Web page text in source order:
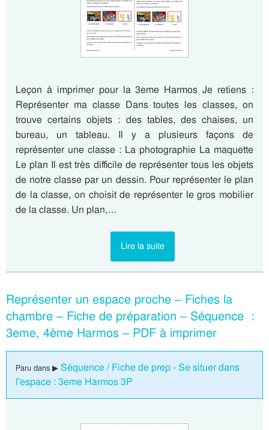
Leçon à imprimer pour la 3eme Harmos Je retiens :
Représenter ma classe Dans toutes les classes, on
trouve certains objets : des tables, des chaises, un
bureau, un tableau. Il y a plusieurs façons de
représenter une classe : La photographie La maquette
Le plan Il est très difficile de représenter tous les objets
de notre classe par un dessin. Pour représenter le plan
de la classe, on choisit de représenter le gros mobilier
de la classe. Un plan,…
Lire la suite
Représenter un espace proche – Fiches la
chambre – Fiche de préparation – Séquence :
3eme, 4ème Harmos – PDF à imprimer
Paru dans ▶ Séquence / Fiche de prep - Se situer dans
l'espace : 3eme Harmos 3P